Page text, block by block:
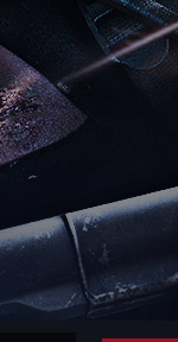
势